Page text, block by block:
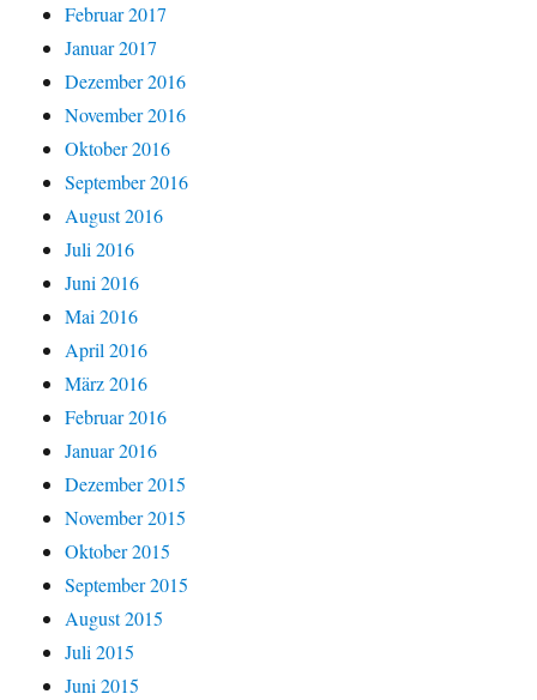
Februar 2017
Januar 2017
Dezember 2016
November 2016
Oktober 2016
September 2016
August 2016
Juli 2016
Juni 2016
Mai 2016
April 2016
März 2016
Februar 2016
Januar 2016
Dezember 2015
November 2015
Oktober 2015
September 2015
August 2015
Juli 2015
Juni 2015